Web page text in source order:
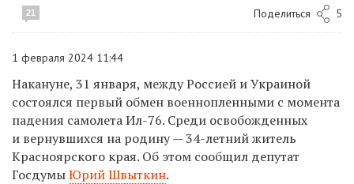
21 Поделиться 5
1 февраля 2024 11:44
Накануне, 31 января, между Россией и Украиной
состоялся первый обмен военнопленными с момента
падения самолета Ил-76. Среди освобожденных
и вернувшихся на родину — 34-летний житель
Красноярского края. Об этом сообщил депутат
ГосдумыЮрий Швыткин.